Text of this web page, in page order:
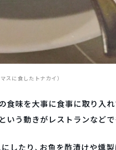
スに食したトナカイ）
食味を大事に食事に取り入れ
う動きがレストランなどで
したり、お魚を酢漬けや燻製